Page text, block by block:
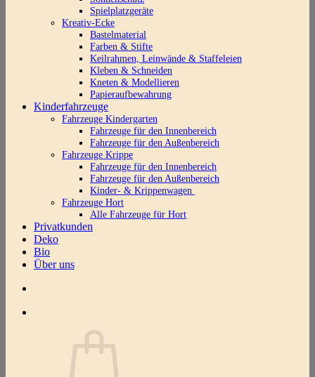
Spielplatzgeräte
Kreativ-Ecke
Bastelmaterial
Farben & Stifte
Keilrahmen, Leinwände & Staffeleien
Kleben & Schneiden
Kneten & Modellieren
Papieraufbewahrung
Kinderfahrzeuge
Fahrzeuge Kindergarten
Fahrzeuge für den Innenbereich
Fahrzeuge für den Außenbereich
Fahrzeuge Krippe
Fahrzeuge für den Innenbereich
Fahrzeuge für den Außenbereich
Kinder- & Krippenwagen
Fahrzeuge Hort
Alle Fahrzeuge für Hort
Privatkunden
Deko
Bio
Über uns